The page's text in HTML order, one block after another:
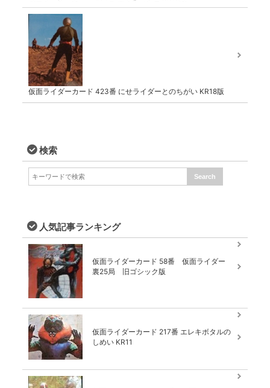
仮面ライダーカード 423番 にせライダーとのちがい KR18版
検索
人気記事ランキング
仮面ライダーカード 58番 仮面ライダー
裏25局 旧ゴシック版
仮面ライダーカード 217番 エレキボタルの
しめい KR11